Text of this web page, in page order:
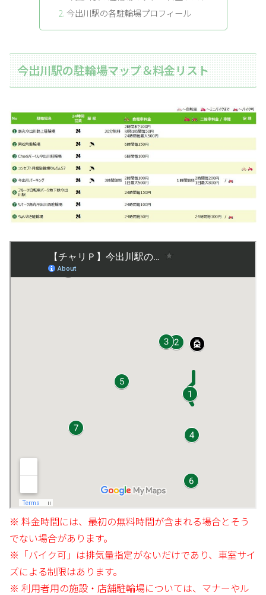
今出川駅の各駐輪場プロフィール
今出川駅の駐輪場マップ＆料金リスト
※ 料金時間には、最初の無料時間が含まれる場合とそう
でない場合があります。
※「バイク可」は排気量指定がないだけであり、車室サイ
ズによる制限はあります。
※ 利用者用の施設・店舗駐輪場については、マナーやル